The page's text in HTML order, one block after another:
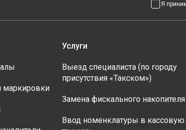
Я
маркировки
Услуги
Выезд специалиста (по городу
присутствия «Такском»)
Замена фискального накопителя
Ввод номенклатуры в кассовую